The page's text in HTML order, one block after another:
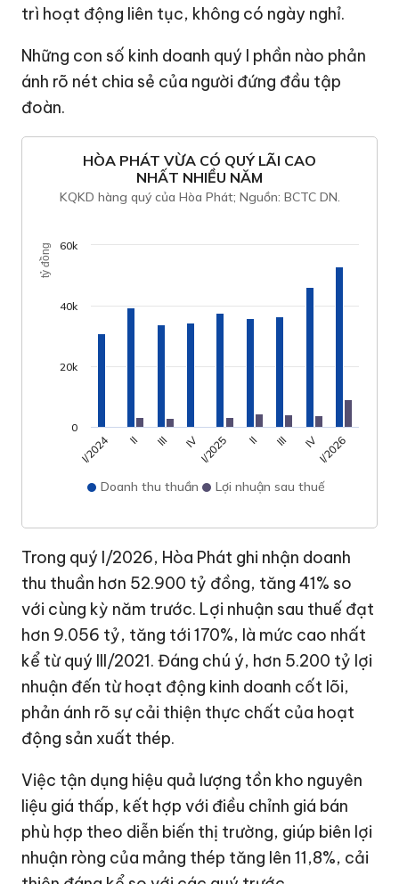
trì hoạt động liên tục, không có ngày nghỉ.
Những con số kinh doanh quý I phần nào phản
ánh rõ nét chia sẻ của người đứng đầu tập
đoàn.
tỷ đồng
HÒA PHÁT VỪA CÓ QUÝ LÃI CAO
NHẤT NHIỀU NĂM
KQKD hàng quý của Hòa Phát; Nguồn: BCTC DN.
Doanh thu thuần Lợi nhuận sau thuế
I/2024 II III IV I/2025 II III IV I/2026
0
20k
40k
60k
Trong quý I/2026, Hòa Phát ghi nhận doanh
thu thuần hơn 52.900 tỷ đồng, tăng 41% so
với cùng kỳ năm trước. Lợi nhuận sau thuế đạt
hơn 9.056 tỷ, tăng tới 170%, là mức cao nhất
kể từ quý III/2021. Đáng chú ý, hơn 5.200 tỷ lợi
nhuận đến từ hoạt động kinh doanh cốt lõi,
phản ánh rõ sự cải thiện thực chất của hoạt
động sản xuất thép.
Việc tận dụng hiệu quả lượng tồn kho nguyên
liệu giá thấp, kết hợp với điều chỉnh giá bán
phù hợp theo diễn biến thị trường, giúp biên lợi
nhuận ròng của mảng thép tăng lên 11,8%, cải